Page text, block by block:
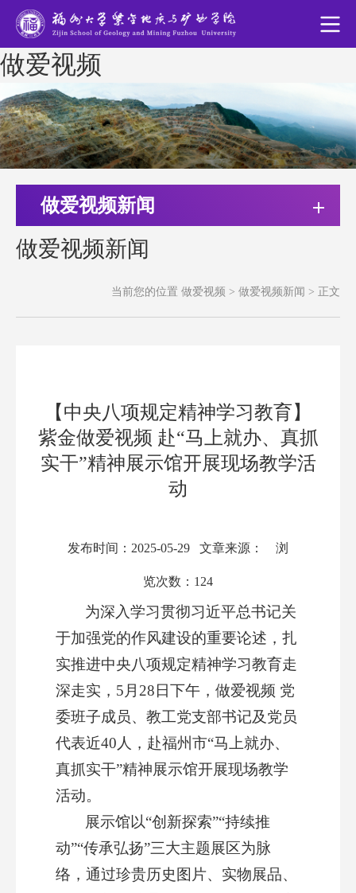
做爱视频
做爱视频新闻
做爱视频新闻
当前您的位置 做爱视频 > 做爱视频新闻 > 正文
【中央八项规定精神学习教育】
紫金做爱视频 赴“马上就办、真抓
实干”精神展示馆开展现场教学活
动
发布时间：2025-05-29 文章来源： 浏
览次数： 124
为深入学习贯彻习近平总书记关
于加强党的作风建设的重要论述，扎
实推进中央八项规定精神学习教育走
深走实，5月28日下午，做爱视频 党
委班子成员、教工党支部书记及党员
代表近40人，赴福州市“马上就办、
真抓实干”精神展示馆开展现场教学
活动。
展示馆以“创新探索”“持续推
动”“传承弘扬”三大主题展区为脉
络，通过珍贵历史图片、实物展品、